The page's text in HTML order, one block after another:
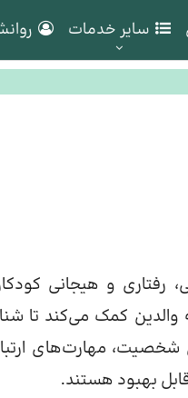
سایر خدمات
رفتاری و هیجانی
والدین کمک می‌کند تا
شخصیت، مهارت‌های
بهبود هستند.